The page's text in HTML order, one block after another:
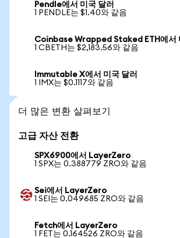
Pendle에서 미국 달러
1 PENDLE는 $1.40와 같음
Coinbase Wrapped Staked ETH에서
1 CBETH는 $2,183.56와 같음
Immutable X에서 미국 달러
1 IMX는 $0.1117와 같음
더 많은 변환 살펴보기
고급 자산 전환
SPX6900에서 LayerZero
1 SPX는 0.388779 ZRO와 같음
Sei에서 LayerZero
1 SEI는 0.049685 ZRO와 같음
Fetch에서 LayerZero
1 FET는 0.164526 ZRO와 같음